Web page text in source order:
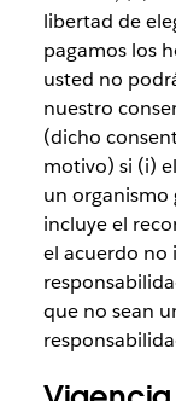
libertad de
pagamos los
usted no
nuestro
(dicho
motivo) si (i)
un organismo
incluye el
el acuerdo no
que no sean